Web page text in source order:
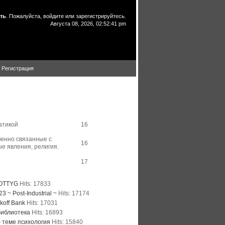
. Пожалуйста, войдите или зарегистрируйтесь
Августа 08, 2026, 02:52:41 pm
Регистрация
16
связанные с
явления, религия.
16
17
Hits: 17833
~ Post-Industrial ~Hits: 17174
BankHits: 17031
Hits: 16893
теме психология Hits: 15840